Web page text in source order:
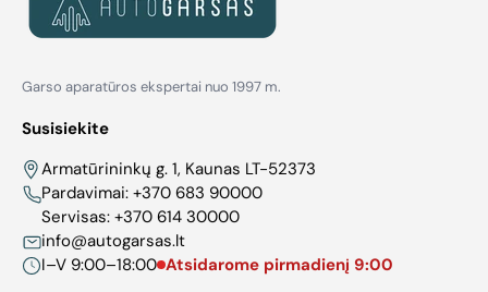
Garso aparatūros ekspertai nuo 1997 m.
Susisiekite
Armatūrininkų g. 1, Kaunas LT-52373
Pardavimai: +370 683 90000
Servisas: +370 614 30000
info@autogarsas.lt
I–V 9:00–18:00 Atsidarome pirmadienį 9:00